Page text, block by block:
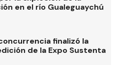
en el río Gualeguaychú
finalizó la
de la Expo Sustenta